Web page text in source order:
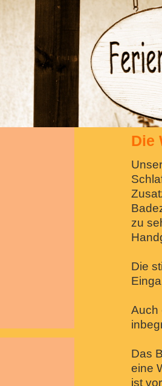
Die
zu
Die
Auch
Das
eine
ist